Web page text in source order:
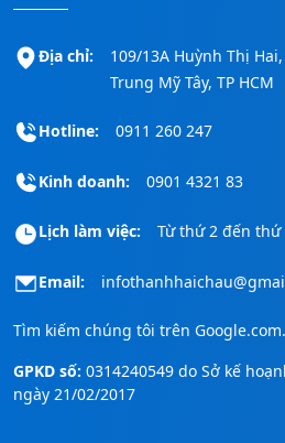
Địa chỉ:
109/13A Huỳnh Thị
Trung Mỹ Tây, TP HCM
Hotline: 0911 260 247
Kinh doanh: 0901 4321 83
Lịch làm việc: Từ thứ 2 đến thứ
Email:
Tìm kiếm chúng tôi trên
GPKD số: 0314240549 do Sở kế
ngày 21/02/2017